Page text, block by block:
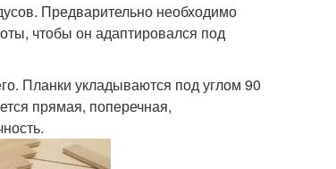
Предварительно необходимо
чтобы он адаптировался под
Планки укладываются под углом 90
прямая, поперечная,